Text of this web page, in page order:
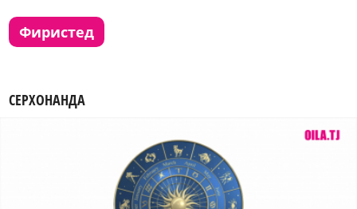
фиристед
СЕРХОНАНДА